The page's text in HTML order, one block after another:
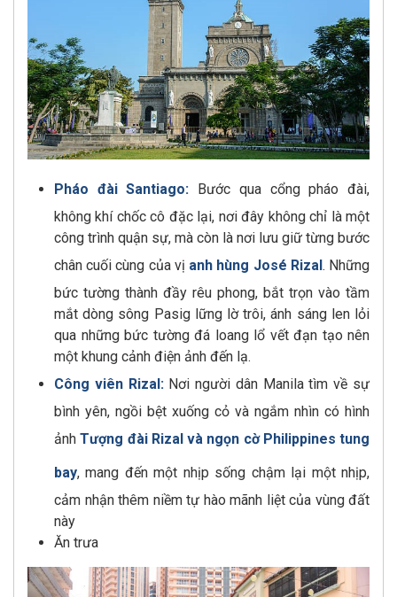
Pháo đài Santiago: Bước qua cổng pháo đài,
không khí chốc cô đặc lại, nơi đây không chỉ là một
công trình quận sự, mà còn là nơi lưu giữ từng bước
chân cuối cùng của vị anh hùng José Rizal. Những
bức tường thành đầy rêu phong, bắt trọn vào tầm
mắt dòng sông Pasig lững lờ trôi, ánh sáng len lỏi
qua những bức tường đá loang lổ vết đạn tạo nên
một khung cảnh điện ảnh đến lạ.
Công viên Rizal: Nơi người dân Manila tìm về sự
bình yên, ngồi bệt xuống cỏ và ngắm nhìn có hình
ảnhTượng đài Rizal và ngọn cờ Philippines tung
bay, mang đến một nhịp sống chậm lại một nhịp,
cảm nhận thêm niềm tự hào mãnh liệt của vùng đất
này
Ăn trưa